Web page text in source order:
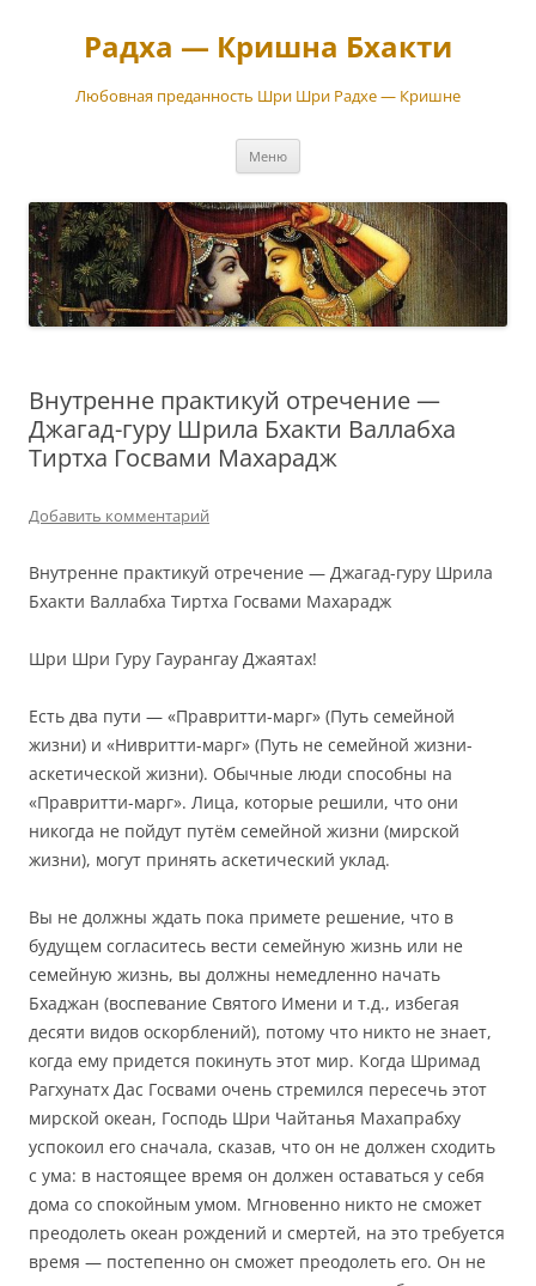
содержимому
Радха — Кришна Бхакти
Любовная преданность Шри Шри Радхе — Кришне
Меню
Внутренне практикуй отречение —
Джагад-гуру Шрила Бхакти Валлабха
Тиртха Госвами Махарадж
Добавить комментарий
Внутренне практикуй отречение — Джагад-гуру Шрила
Бхакти Валлабха Тиртха Госвами Махарадж
Шри Шри Гуру Гаурангау Джаятах!
Есть два пути — «Правритти-марг» (Путь семейной
жизни) и «Нивритти-марг» (Путь не семейной жизни-
аскетической жизни). Обычные люди способны на
«Правритти-марг». Лица, которые решили, что они
никогда не пойдут путём семейной жизни (мирской
жизни), могут принять аскетический уклад.
Вы не должны ждать пока примете решение, что в
будущем согласитесь вести семейную жизнь или не
семейную жизнь, вы должны немедленно начать
Бхаджан (воспевание Святого Имени и т.д., избегая
десяти видов оскорблений), потому что никто не знает,
когда ему придется покинуть этот мир. Когда Шримад
Рагхунатх Дас Госвами очень стремился пересечь этот
мирской океан, Господь Шри Чайтанья Махапрабху
успокоил его сначала, сказав, что он не должен сходить
с ума: в настоящее время он должен оставаться у себя
дома со спокойным умом. Мгновенно никто не сможет
преодолеть океан рождений и смертей, на это требуется
время — постепенно он сможет преодолеть его. Он не